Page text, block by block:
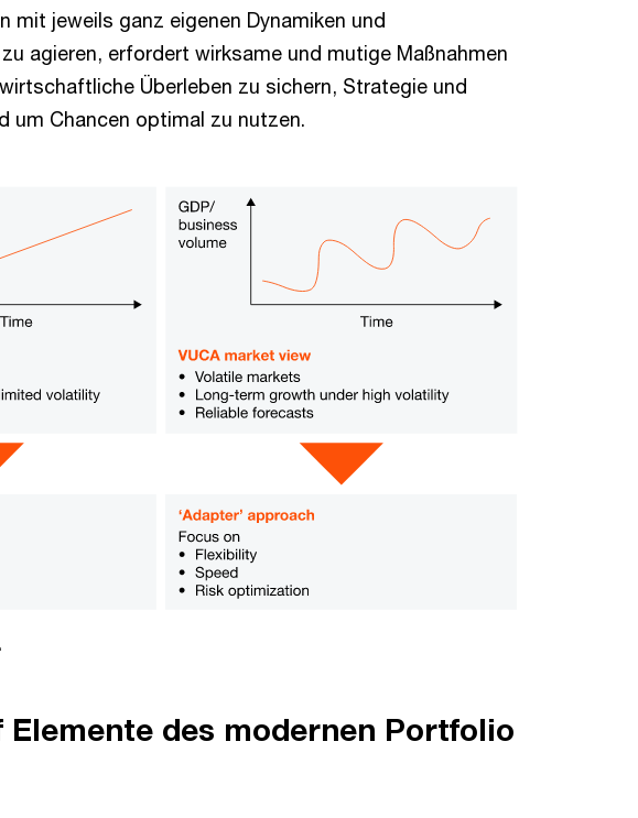
mit jeweils ganz eigenen Dynamiken und
agieren, erfordert wirksame und mutige Maßnahmen
Überleben zu sichern, Strategie und
um Chancen optimal zu nutzen.
des modernen Portfolio